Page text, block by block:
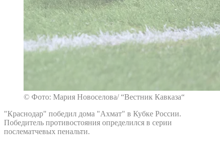
© Фото: Мария Новоселова/ “Вестник Кавказа“
"Краснодар" победил дома "Ахмат" в Кубке России.
Победитель противостояния определился в серии
послематчевых пенальти.